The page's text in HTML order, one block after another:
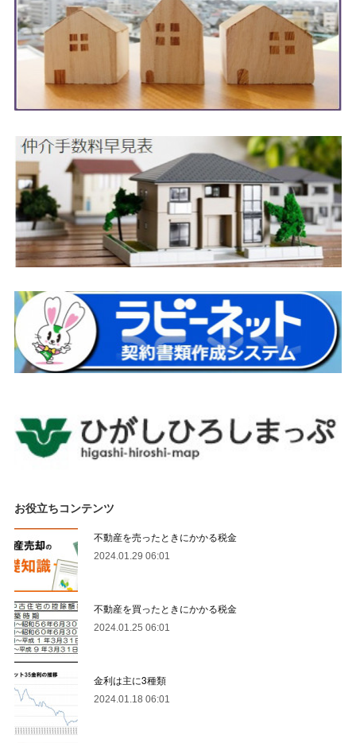
お役立ちコンテンツ
不動産を売ったときにかかる税金
2024.01.29 06:01
不動産を買ったときにかかる税金
2024.01.25 06:01
金利は主に3種類
2024.01.18 06:01